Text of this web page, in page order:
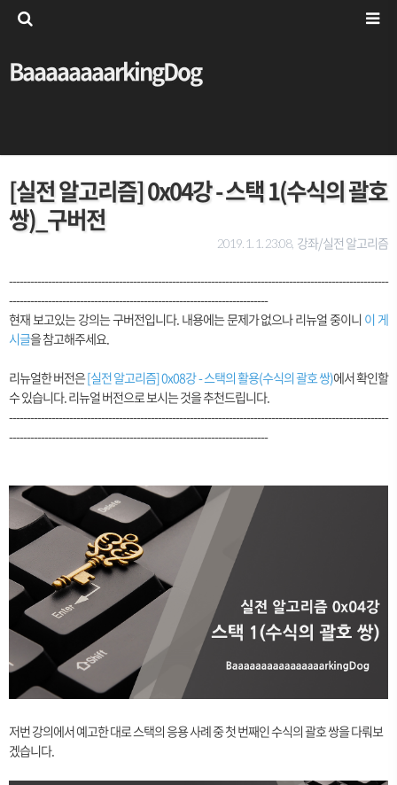
BaaaaaaaarkingDog
[실전 알고리즘] 0x04강 - 스택 1(수식의 괄호
쌍)_구버전
2019. 1. 1. 23:08, 강좌/실전 알고리즘
-----------------------------------------------------------------------------------------------------------
-------------------------------------------------------------------------
현재 보고있는 강의는 구버전입니다. 내용에는 문제가 없으나 리뉴얼 중이니이 게
시글을 참고해주세요.
리뉴얼한 버전은[실전 알고리즘] 0x08강 - 스택의 활용(수식의 괄호 쌍)에서 확인할
수 있습니다. 리뉴얼 버전으로 보시는 것을 추천드립니다.
-----------------------------------------------------------------------------------------------------------
-------------------------------------------------------------------------
저번 강의에서 예고한 대로 스택의 응용 사례 중 첫 번째인 수식의 괄호 쌍을 다뤄보
겠습니다.